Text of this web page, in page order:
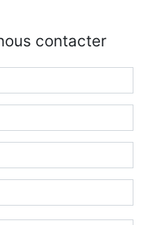
contacter